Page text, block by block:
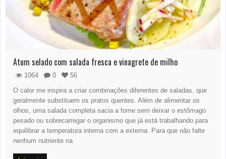
Atum selado com salada fresca e vinagrete de milho
1064 0
56
O calor me inspira a criar combinações diferentes de saladas, que
geralmente substituem os pratos quentes. Além de alimentar os
olhos, uma salada completa sacia a fome sem deixar o estômago
pesado ou sobrecarregar o organismo que já está trabalhando para
equilibrar a temperatura interna com a externa. Para que não falte
nenhum nutriente na